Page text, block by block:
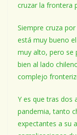
cruzar la frontera
Siempre cruza
está muy bueno
muy alto, pero se
bien al lado
complejo
Y es que tras dos
pandemia, tanto
expectantes a su